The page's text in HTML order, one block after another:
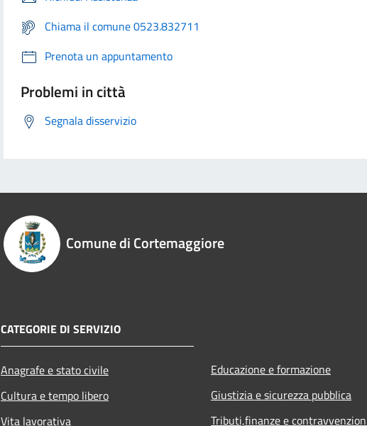
Chiama il comune 0523.832711
Prenota un appuntamento
Problemi in città
Segnala disservizio
Comune di Cortemaggiore
CATEGORIE DI SERVIZIO
Anagrafe e stato civile
Cultura e tempo libero
Vita lavorativa
Educazione e formazione
Giustizia e sicurezza pubblica
Tributi,finanze e